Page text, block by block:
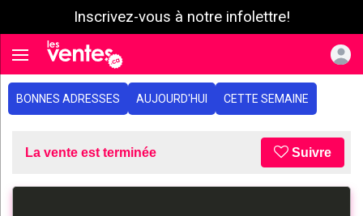
Inscrivez-vous à notre infolettre!
Toggle navigation
BONNES ADRESSES AUJOURD'HUI CETTE SEMAINE
La vente est terminée Suivre